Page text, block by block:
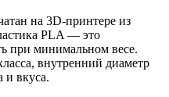
на 3D-принтере из
PLA — это
при минимальном весе.
внутренний диаметр
и вкуса.